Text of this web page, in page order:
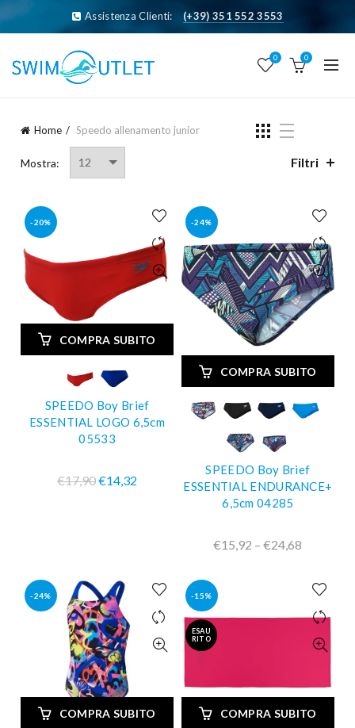
Assistenza Clienti: (+39) 351 552 3553
0 0
Home Speedo allenamento junior
Mostra: Filtri
-20%
COMPRA SUBITO
SPEEDO Boy Brief
ESSENTIAL LOGO 6,5cm
05533
€17,90€14,32
-24%
COMPRA SUBITO
SPEEDO Boy Brief
ESSENTIAL ENDURANCE+
6,5cm 04285
€15,92 – €24,68
-24%
COMPRA SUBITO
-15%
ESAU
RITO
COMPRA SUBITO